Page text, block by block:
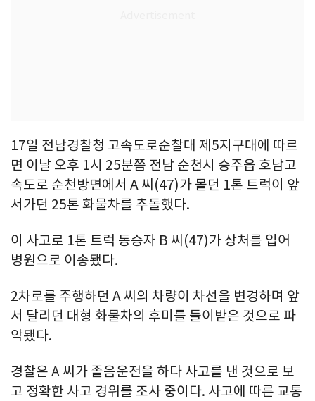
17일 전남경찰청 고속도로순찰대 제5지구대에 따르
면 이날 오후 1시 25분쯤 전남 순천시 승주읍 호남고
속도로 순천방면에서 A 씨(47)가 몰던 1톤 트럭이 앞
서가던 25톤 화물차를 추돌했다.
이 사고로 1톤 트럭 동승자 B 씨(47)가 상처를 입어
병원으로 이송됐다.
2차로를 주행하던 A 씨의 차량이 차선을 변경하며 앞
서 달리던 대형 화물차의 후미를 들이받은 것으로 파
악됐다.
경찰은 A 씨가 졸음운전을 하다 사고를 낸 것으로 보
고 정확한 사고 경위를 조사 중이다. 사고에 따른 교통